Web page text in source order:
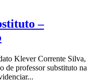
–
Klever Corrente Silva,
de professor substituto na